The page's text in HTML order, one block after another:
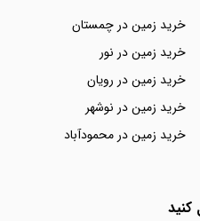
خرید زمین در چمستان
خرید زمین در نور
خرید زمین در رویان
خرید زمین در نوشهر
خرید زمین در محمودآباد
کنید